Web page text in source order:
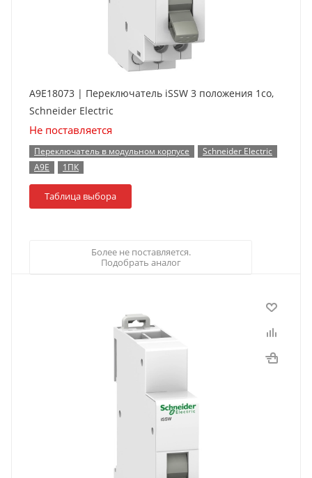
A9E18073 | Переключатель iSSW 3 положения 1co,
Schneider Electric
Не поставляется
Переключатель в модульном корпусе
Schneider Electric
A9E
1ПК
Таблица выбора
Более не поставляется.
Подобрать аналог